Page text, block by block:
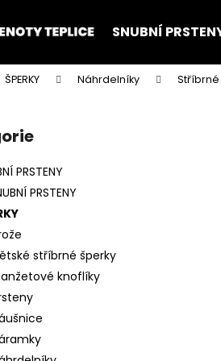
SNUBNÍ
ŠPERKY Náhrdelníky
PRSTENY
PRSTENY
stříbrné šperky
knoflíky